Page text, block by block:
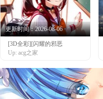
更新时间：2026-08-06
[3D全彩][闪耀的邪恶
Up: acg之家